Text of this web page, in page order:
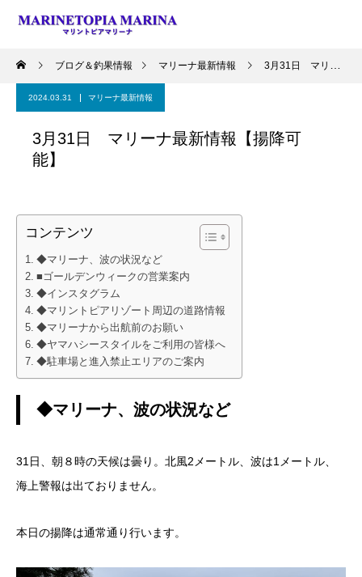
ブログ＆釣果情報 マリーナ最新情報 3月31日 マリーナ最新情報【揚降可能】
2024.03.31 マリーナ最新情報
3月31日 マリーナ最新情報【揚降可
能】
コンテンツ
◆マリーナ、波の状況など
■ゴールデンウィークの営業案内
◆インスタグラム
◆マリントピアリゾート周辺の道路情報
◆マリーナから出航前のお願い
◆ヤマハシースタイルをご利用の皆様へ
◆駐車場と進入禁止エリアのご案内
◆マリーナ、波の状況など
31日、朝８時の天候は曇り。北風2メートル、波は1メートル、
海上警報は出ておりません。
本日の揚降は通常通り行います。